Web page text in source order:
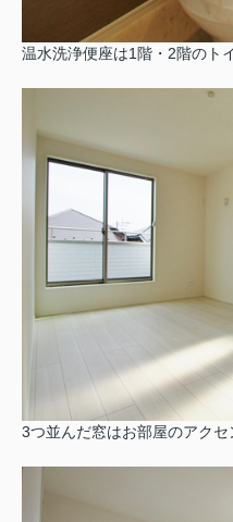
温水洗浄便座は1階・2階のト
3つ並んだ窓はお部屋のアクセ